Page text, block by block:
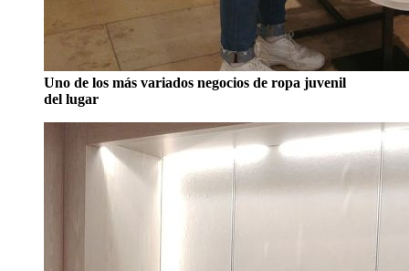
Uno de los más variados negocios de ropa juvenil
del lugar